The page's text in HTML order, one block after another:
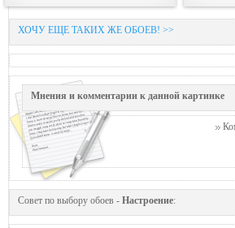
ХОЧУ ЕЩЕ ТАКИХ ЖЕ ОБОЕВ! >>
Мнения и комментарии к данной картинке
Совет по выбору обоев - Настроение: